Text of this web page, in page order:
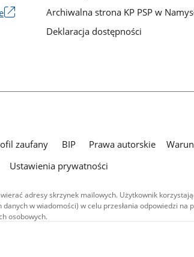
Archiwalna strona KP PSP w
Deklaracja dostępności
zaufany BIP Prawa autorskie
Ustawienia prywatności
adresy skrzynek mailowych. Użytkownik
w wiadomości) w celu przesłania odpowiedzi na
osobowych.
(z wyłączeniem treści audiowizualnych), są
Commons: uznanie autorstwa - na tych samych